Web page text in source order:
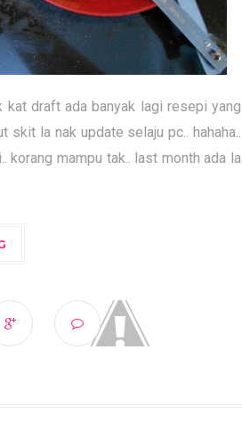
kat draft ada banyak lagi resepi yang
skit la nak update selaju pc.. hahaha..
korang mampu tak.. last month ada la